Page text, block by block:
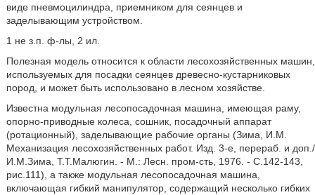
виде пневмоцилиндра, приемником для сеянцев и
заделывающим устройством.
1 не з.п. ф-лы, 2 ил.
Полезная модель относится к области лесохозяйственных машин,
используемых для посадки сеянцев древесно-кустарниковых
пород, и может быть использовано в лесном хозяйстве.
Известна модульная лесопосадочная машина, имеющая раму,
опорно-приводные колеса, сошник, посадочный аппарат
(ротационный), заделывающие рабочие органы (Зима, И.М.
Механизация лесохозяйственных работ. Изд. 3-е, перераб. и доп./
И.М.Зима, Т.Т.Малюгин. - М.: Лесн. пром-сть, 1976. - С.142-143,
рис.111), а также модульная лесопосадочная машина,
включающая гибкий манипулятор, содержащий несколько гибких